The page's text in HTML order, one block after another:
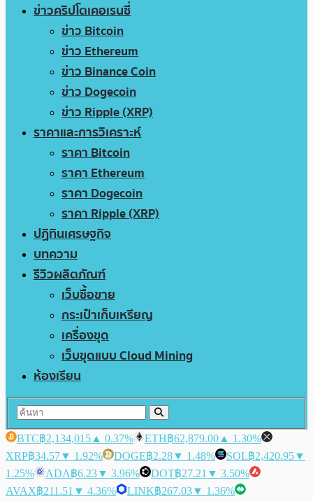
ข่าวคริปโตเคอเรนซี่
ข่าว Bitcoin
ข่าว Ethereum
ข่าว Binance Coin
ข่าว Dogecoin
ข่าว Ripple (XRP)
ราคาและการวิเคราะห์
ราคา Bitcoin
ราคา Ethereum
ราคา Dogecoin
ราคา Ripple (XRP)
ปฏิทินเศรษฐกิจ
บทความ
รีวิวผลิตภัณฑ์
เว็บซื้อขาย
กระเป๋าเก็บเหรียญ
เครื่องขุด
เว็บขุดแบบ Cloud Mining
ห้องเรียน
BTC฿2,134,015 ▲ 0.37% ETH฿62,879.00 ▲ 1.30%
XRP฿34.57▼ 1.92% DOGE฿2.28▼ 1.48% SOL฿2,420.95▼
1.25%
ADA฿6.23▼ 3.96% DOT฿27.21 ▼ 3.50%
AVAX฿211.51 ▼ 4.36% LINK฿267.03▼ 1.36%